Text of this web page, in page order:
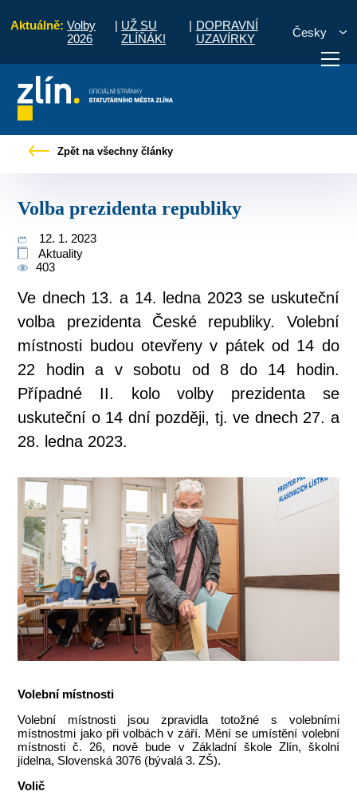
Aktuálně: Volby
2026
| UŽ SU
ZLÍŇÁK!
| DOPRAVNÍ
UZAVÍRKY
Česky
vyřídit Potřebuji zaplatit
Zpět na všechny články
Volba prezidenta republiky
12. 1. 2023
Aktuality
403
Ve dnech 13. a 14. ledna 2023 se uskuteční
volba prezidenta České republiky. Volební
místnosti budou otevřeny v pátek od 14 do
22 hodin a v sobotu od 8 do 14 hodin.
Případné II. kolo volby prezidenta se
uskuteční o 14 dní později, tj. ve dnech 27. a
28. ledna 2023.
Volební místnosti
Volební místnosti jsou zpravidla totožné s volebními
místnostmi jako při volbách v září. Mění se umístění volební
místnosti č. 26, nově bude v Základní škole Zlín, školní
jídelna, Slovenská 3076 (bývalá 3. ZŠ).
Volič